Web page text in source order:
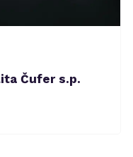
Čufer s.p.